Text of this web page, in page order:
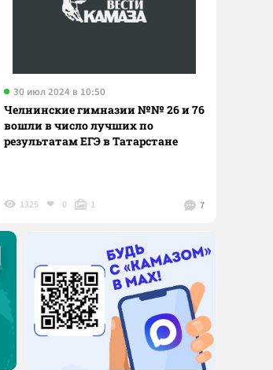
30 июл 2024 в 10:50
Челнинские гимназии №№ 26 и 76
вошли в число лучших по
результатам ЕГЭ в Татарстане
7
1325 0 1